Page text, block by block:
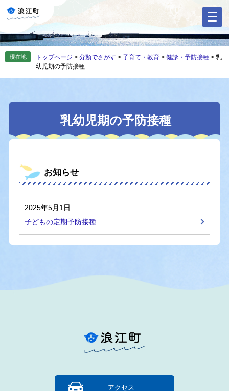
の
先
す
ー
を
し
現在地 トップページ > 分類でさがす > 子育て・教育 > 健診・予防接種 > 乳
幼児期の予防接種
本
乳幼児期の予防接種
お知らせ
2025年5月1日
子どもの定期予防接種
アクセス